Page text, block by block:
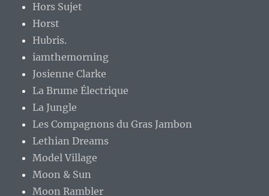
Hors Sujet
Horst
Hubris.
iamthemorning
Josienne Clarke
La Brume Électrique
La Jungle
Les Compagnons du Gras Jambon
Lethian Dreams
Model Village
Moon & Sun
Moon Rambler